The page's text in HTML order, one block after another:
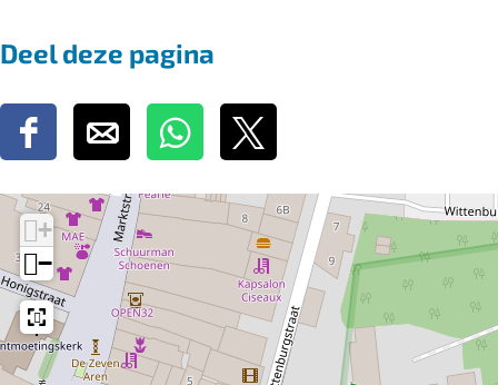
Deel deze pagina
D
e
l
d
e
z
D
e
e
z
D
e
l
e
z
D
e
l
d
e
+
−